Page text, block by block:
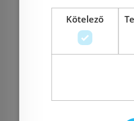
Grohe
Kötelező